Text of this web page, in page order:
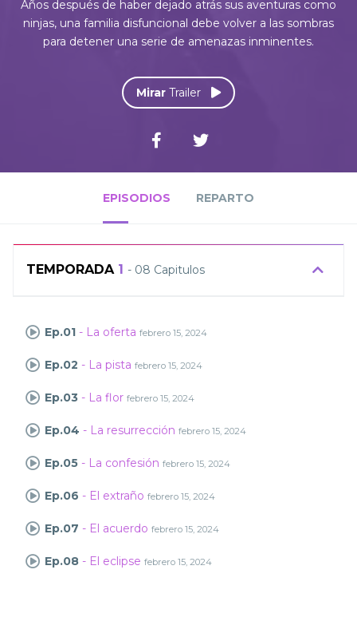
Años después de haber dejado atrás sus aventuras como
ninjas, una familia disfuncional debe volver a las sombras
para detener una serie de amenazas inminentes.
Mirar Trailer
EPISODIOS REPARTO
TEMPORADA 1 - 08 Capitulos
Ep.01 - La oferta febrero 15, 2024
Ep.02 - La pista febrero 15, 2024
Ep.03 - La flor febrero 15, 2024
Ep.04 - La resurrección febrero 15, 2024
Ep.05 - La confesión febrero 15, 2024
Ep.06 - El extraño febrero 15, 2024
Ep.07 - El acuerdo febrero 15, 2024
Ep.08 - El eclipse febrero 15, 2024